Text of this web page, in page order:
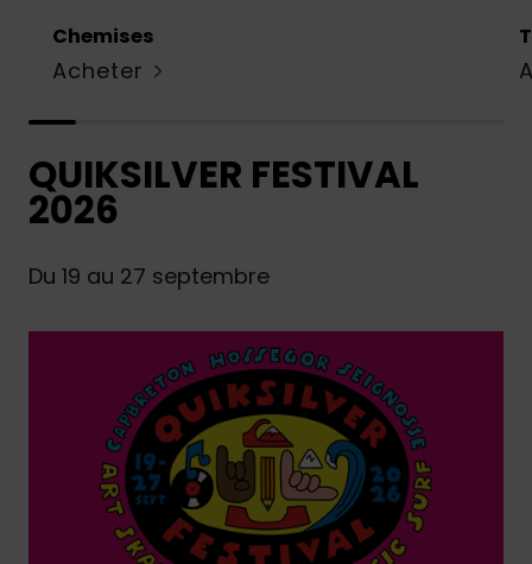
Chemises
Acheter
QUIKSILVER FESTIVAL
2026
Du 19 au 27 septembre